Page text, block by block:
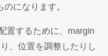
になります。
置するために、margin
、位置を調整したりし